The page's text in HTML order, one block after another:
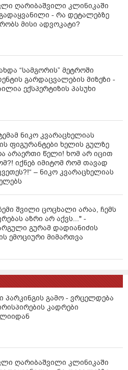
ღარიბაშვილი კლინიკაში
- რა დეტალებზე
მისი ადვოკატი?
“სამგორის” მეტროში
გარდაცვალების მიზეზი -
ექსპერტიზის პასუხი
ნიკო კვარაცხელიას
ფიგურანტები ხელის გულზე
არაერთი წელი! ხომ არ იცით
იქნებ იმიტომ რომ თავად
– ნიკო კვარაცხელიას
შვილი ცოცხალი არაა, ჩემს
აზრი არ აქვს..." -
გურამ დადიანიძის
ემოციური მიმართვა
პარკინგის გამო - ვრცელდება
კადრები
ღარიბაშვილი კლინიკაში